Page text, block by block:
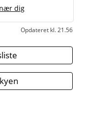
dig
Opdateret kl. 21.56